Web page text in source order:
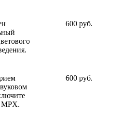
600 руб.
600 руб.